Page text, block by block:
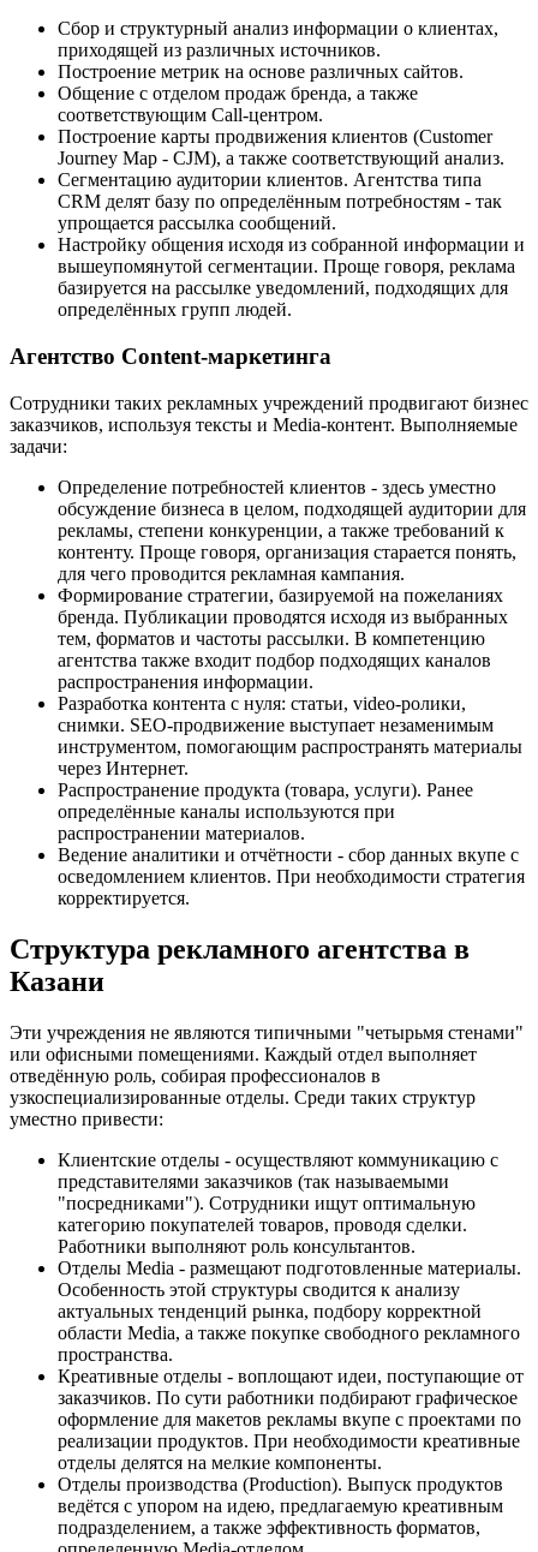
Сбор и структурный анализ информации о клиентах,
приходящей из различных источников.
Построение метрик на основе различных сайтов.
Общение с отделом продаж бренда, а также
соответствующим Call-центром.
Построение карты продвижения клиентов (Customer
Journey Map - CJM), а также соответствующий анализ.
Сегментацию аудитории клиентов. Агентства типа
CRM делят базу по определённым потребностям - так
упрощается рассылка сообщений.
Настройку общения исходя из собранной информации и
вышеупомянутой сегментации. Проще говоря, реклама
базируется на рассылке уведомлений, подходящих для
определённых групп людей.
Агентство Content-маркетинга
Сотрудники таких рекламных учреждений продвигают бизнес
заказчиков, используя тексты и Media-контент. Выполняемые
задачи:
Определение потребностей клиентов - здесь уместно
обсуждение бизнеса в целом, подходящей аудитории для
рекламы, степени конкуренции, а также требований к
контенту. Проще говоря, организация старается понять,
для чего проводится рекламная кампания.
Формирование стратегии, базируемой на пожеланиях
бренда. Публикации проводятся исходя из выбранных
тем, форматов и частоты рассылки. В компетенцию
агентства также входит подбор подходящих каналов
распространения информации.
Разработка контента с нуля: статьи, video-ролики,
снимки. SEO-продвижение выступает незаменимым
инструментом, помогающим распространять материалы
через Интернет.
Распространение продукта (товара, услуги). Ранее
определённые каналы используются при
распространении материалов.
Ведение аналитики и отчётности - сбор данных вкупе с
осведомлением клиентов. При необходимости стратегия
корректируется.
Структура рекламного агентства в
Казани
Эти учреждения не являются типичными "четырьмя стенами"
или офисными помещениями. Каждый отдел выполняет
отведённую роль, собирая профессионалов в
узкоспециализированные отделы. Среди таких структур
уместно привести:
Клиентские отделы - осуществляют коммуникацию с
представителями заказчиков (так называемыми
"посредниками"). Сотрудники ищут оптимальную
категорию покупателей товаров, проводя сделки.
Работники выполняют роль консультантов.
Отделы Media - размещают подготовленные материалы.
Особенность этой структуры сводится к анализу
актуальных тенденций рынка, подбору корректной
области Media, а также покупке свободного рекламного
пространства.
Креативные отделы - воплощают идеи, поступающие от
заказчиков. По сути работники подбирают графическое
оформление для макетов рекламы вкупе с проектами по
реализации продуктов. При необходимости креативные
отделы делятся на мелкие компоненты.
Отделы производства (Production). Выпуск продуктов
ведётся с упором на идею, предлагаемую креативным
подразделением, а также эффективность форматов,